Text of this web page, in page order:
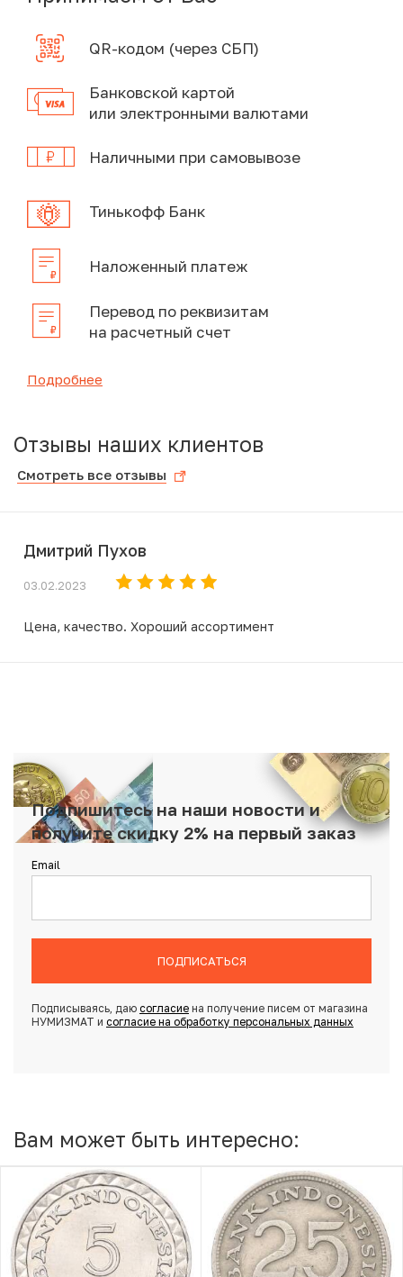
QR-кодом (через СБП)
Банковской картой
или электронными валютами
Наличными при самовывозе
Тинькофф Банк
Наложенный платеж
Перевод по реквизитам
на расчетный счет
Подробнее
Отзывы наших клиентов
Смотреть все отзывы
Дмитрий Пухов
03.02.2023
Цена, качество. Хороший ассортимент
Подпишитесь на наши новости и
получите скидку 2% на первый заказ
Email
ПОДПИСАТЬСЯ
Подписываясь, даю согласиена получение писем от магазина
НУМИЗМАТ и согласие на обработку персональных данных
Вам может быть интересно: